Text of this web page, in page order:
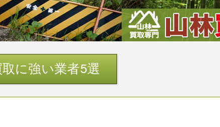
に強い業者5選